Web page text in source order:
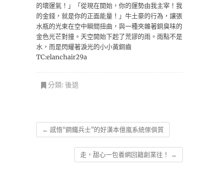
的壞運氣！」「從現在開始，你的運勢由我主宰！我
的金錢，就是你的正面能量！」牛土豪的行為，讓張
水瓶的光束在空中瞬間扭曲，與一種夾雜著銅臭味的
金色光芒對撞。天空開始下起了荒謬的雨。雨點不是
水，而是閃耀著淚光的小小黃銅齒
TC:elanchair29a
分類: 後退
← 感悟“鋼鐵兵士”的好漢本億嵐系統傢俱質
走，甜心一包養網回籍創業往！ →